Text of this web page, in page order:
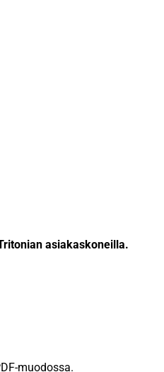
asiakaskoneilla.
muodossa.